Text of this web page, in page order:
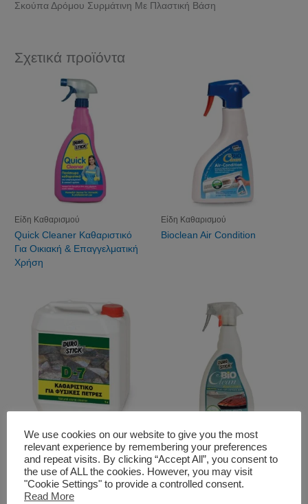
Σκούπα Δρόμου Συρμάτινη Με Πλαστική Βάση
Σχετικά προϊόντα
Είδη Καθαρισμού
Quick Cleaner Καθαριστικό
Για Οικιακή & Επαγγελματική
Χρήση
Είδη Καθαρισμού
Bioclean Air Condition
Είδη Καθαρισμού
D-7 Καθαριστικό Φυσικών
Πετρών
Είδη Καθαρισμού
Bioclean Boat Cleaner
Καθαριστικό Για Gel Coat &
Φουσκωτά Σκάφη
We use cookies on our website to give you the most
relevant experience by remembering your preferences
and repeat visits. By clicking “Accept All”, you consent to
the use of ALL the cookies. However, you may visit
"Cookie Settings" to provide a controlled consent.
Read More